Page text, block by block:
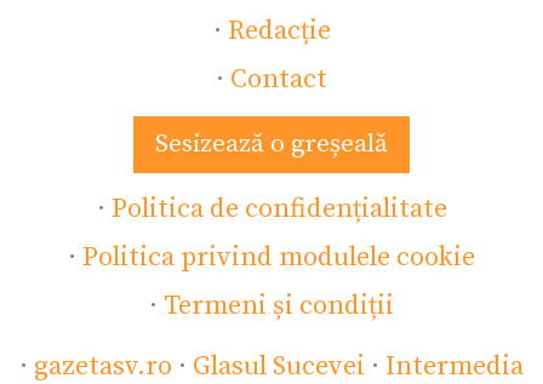
· Redacție
· Contact
Sesizează o greșeală
· Politica de confidențialitate
· Politica privind modulele cookie
· Termeni și condiții
· gazetasv.ro · Glasul Sucevei · Intermedia